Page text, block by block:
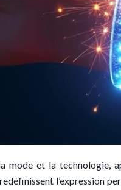
et la technologie,
l’expression